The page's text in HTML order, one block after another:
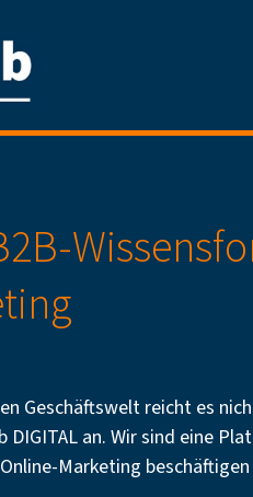
Geschäftswelt reicht es
DIGITAL an. Wir sind eine
Marketing